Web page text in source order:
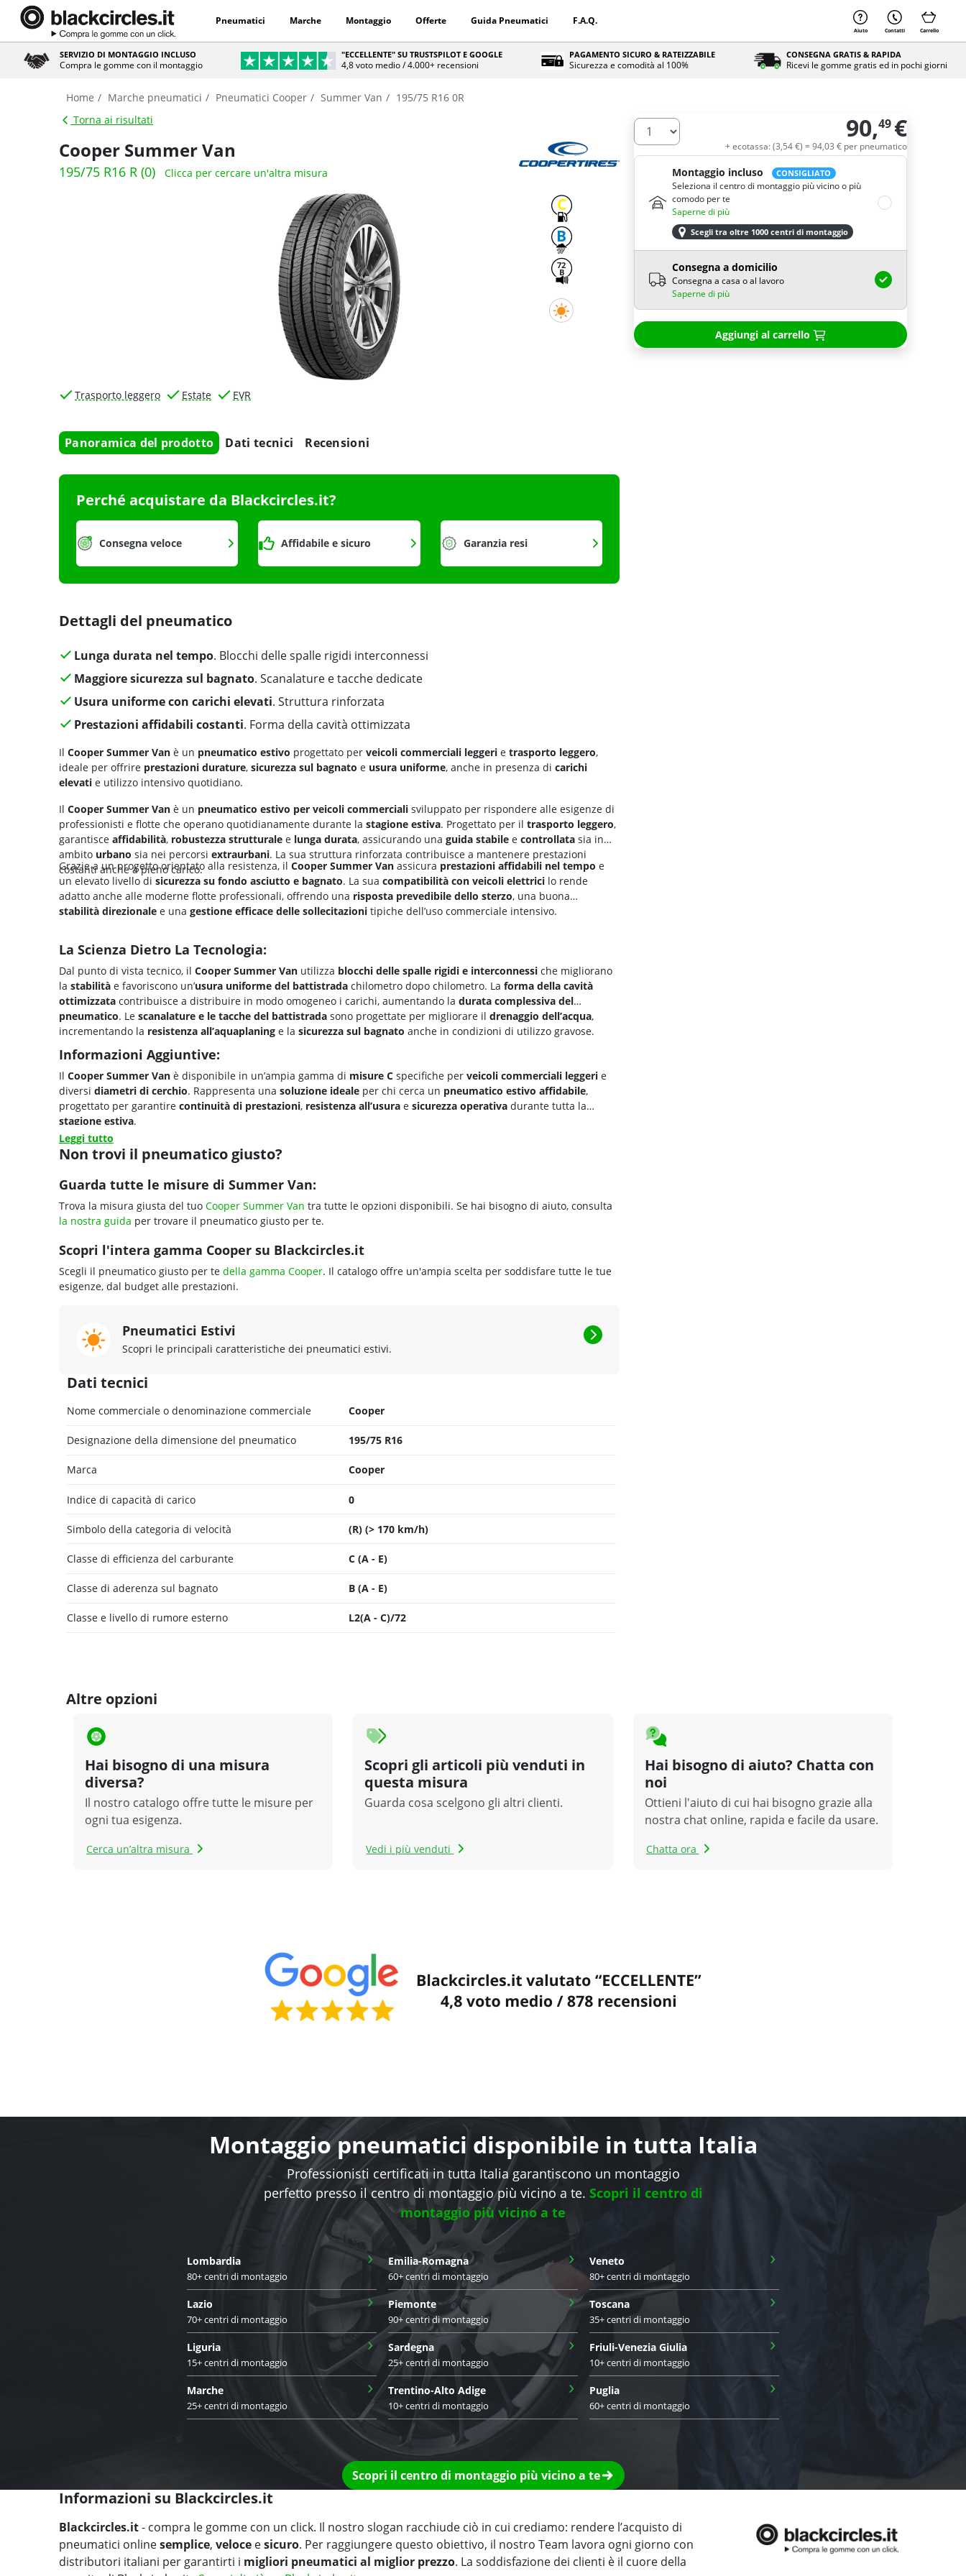
Pneumatici Marche Montaggio Offerte Guida Pneumatici F.A.Q.
Aiuto Contatti Carrello
SERVIZIO DI MONTAGGIO INCLUSO
Compra le gomme con il montaggio
"ECCELLENTE" SU TRUSTSPILOT E GOOGLE
4,8 voto medio / 4.000+ recensioni
PAGAMENTO SICURO & RATEIZZABILE
Sicurezza e comodità al 100%
CONSEGNA GRATIS & RAPIDA
Ricevi le gomme gratis ed in pochi giorni
Home Marche pneumatici Pneumatici Cooper Summer Van
195/75 R16 0R
Torna ai risultati
Cooper Summer Van
195/75 R16 R (0) Clicca per cercare un'altra misura
C
B
72
B
Trasporto leggero Estate EVR
Panoramica del prodotto Dati tecnici Recensioni
Perché acquistare da Blackcircles.it?
Consegna veloce Affidabile e sicuro Garanzia resi
Dettagli del pneumatico
Lunga durata nel tempo. Blocchi delle spalle rigidi interconnessi
Maggiore sicurezza sul bagnato. Scanalature e tacche dedicate
Usura uniforme con carichi elevati. Struttura rinforzata
Prestazioni affidabili costanti. Forma della cavità ottimizzata
Il Cooper Summer Van è un pneumatico estivo progettato per veicoli commerciali leggeri e trasporto leggero,
ideale per offrire prestazioni durature, sicurezza sul bagnato e usura uniforme, anche in presenza di carichi
elevati e utilizzo intensivo quotidiano.
Il Cooper Summer Van è un pneumatico estivo per veicoli commerciali sviluppato per rispondere alle esigenze di
professionisti e flotte che operano quotidianamente durante la stagione estiva. Progettato per il trasporto leggero,
garantisce affidabilità, robustezza strutturale e lunga durata, assicurando una guida stabile e controllata sia in
ambito urbano sia nei percorsi extraurbani. La sua struttura rinforzata contribuisce a mantenere prestazioni
costanti anche a pieno carico.
Grazie a un progetto orientato alla resistenza, il Cooper Summer Van assicura prestazioni affidabili nel tempo e
un elevato livello di sicurezza su fondo asciutto e bagnato. La sua compatibilità con veicoli elettrici lo rende
adatto anche alle moderne flotte professionali, offrendo una risposta prevedibile dello sterzo, una buona
stabilità direzionale e una gestione efficace delle sollecitazioni tipiche dell’uso commerciale intensivo.
La Scienza Dietro La Tecnologia:
Dal punto di vista tecnico, il Cooper Summer Van utilizza blocchi delle spalle rigidi e interconnessi che migliorano
la stabilità e favoriscono un’usura uniforme del battistrada chilometro dopo chilometro. La forma della cavità
ottimizzata contribuisce a distribuire in modo omogeneo i carichi, aumentando la durata complessiva del
pneumatico. Le scanalature e le tacche del battistrada sono progettate per migliorare il drenaggio dell’acqua,
incrementando la resistenza all’aquaplaning e la sicurezza sul bagnato anche in condizioni di utilizzo gravose.
Informazioni Aggiuntive:
Il Cooper Summer Van è disponibile in un’ampia gamma di misure C specifiche per veicoli commerciali leggeri e
diversi diametri di cerchio. Rappresenta una soluzione ideale per chi cerca un pneumatico estivo affidabile,
progettato per garantire continuità di prestazioni, resistenza all’usura e sicurezza operativa durante tutta la
stagione estiva.
Leggi tutto
Non trovi il pneumatico giusto?
Guarda tutte le misure di Summer Van:
Trova la misura giusta del tuo Cooper Summer Van tra tutte le opzioni disponibili. Se hai bisogno di aiuto, consulta
la nostra guida per trovare il pneumatico giusto per te.
Scopri l'intera gamma Cooper su Blackcircles.it
Scegli il pneumatico giusto per te della gamma Cooper. Il catalogo offre un'ampia scelta per soddisfare tutte le tue
esigenze, dal budget alle prestazioni.
Pneumatici Estivi
Scopri le principali caratteristiche dei pneumatici estivi.
Dati tecnici
Nome commerciale o denominazione commerciale Cooper
Designazione della dimensione del pneumatico 195/75 R16
Marca Cooper
Indice di capacità di carico 0
Simbolo della categoria di velocità (R) (> 170 km/h)
Classe di efficienza del carburante C (A - E)
Classe di aderenza sul bagnato B (A - E)
Classe e livello di rumore esterno L2(A - C)/72
Quantità 90,49 €
+ ecotassa: (3,54€) = 94,03 € per pneumatico
Montaggio incluso CONSIGLIATO
Seleziona il centro di montaggio più vicino o più
comodo per te
Saperne di più
Scegli tra oltre 1000 centri di montaggio
Consegna a domicilio
Consegna a casa o al lavoro
Saperne di più
Aggiungi al carrello
Altre opzioni
Hai bisogno di una misura
diversa?
Il nostro catalogo offre tutte le misure per
ogni tua esigenza.
Cerca un’altra misura
Scopri gli articoli più venduti in
questa misura
Guarda cosa scelgono gli altri clienti.
Vedi i più venduti
Hai bisogno di aiuto? Chatta con
noi
Ottieni l'aiuto di cui hai bisogno grazie alla
nostra chat online, rapida e facile da usare.
Chatta ora
Montaggio pneumatici disponibile in tutta Italia
Professionisti certificati in tutta Italia garantiscono un montaggio
perfetto presso il centro di montaggio più vicino a te. Scopri il centro di
montaggio più vicino a te
Lombardia
80+ centri di montaggio
› Emilia-Romagna
60+ centri di montaggio
› Veneto
80+ centri di montaggio
›
Lazio
70+ centri di montaggio
› Piemonte
90+ centri di montaggio
› Toscana
35+ centri di montaggio
›
Liguria
15+ centri di montaggio
› Sardegna
25+ centri di montaggio
› Friuli-Venezia Giulia
10+ centri di montaggio
›
Marche
25+ centri di montaggio
› Trentino-Alto Adige
10+ centri di montaggio
› Puglia
60+ centri di montaggio
›
Scopri il centro di montaggio più vicino a te
Informazioni su Blackcircles.it
Blackcircles.it- compra le gomme con un click. Il nostro slogan racchiude ciò in cui crediamo: rendere l’acquisto di
pneumatici onlinesemplice, veloce esicuro. Per raggiungere questo obiettivo, il nostro Team lavora ogni giorno con
distributori italiani per garantirti i migliori pneumatici al miglior prezzo. La soddisfazione dei clienti è il cuore della